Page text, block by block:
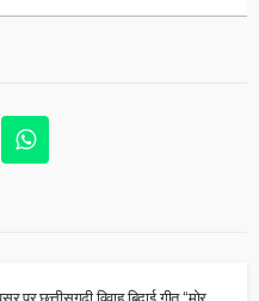
पर छत्तीसगढ़ी विवाह बिदाई गीत “मोर